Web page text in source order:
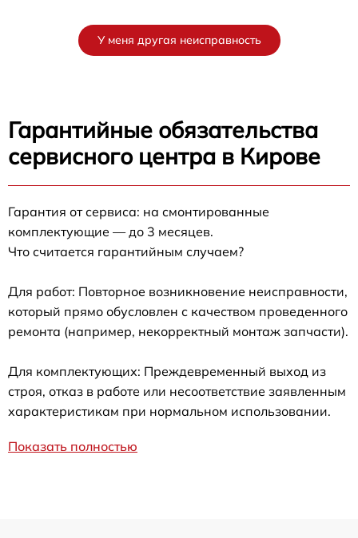
У меня другая неисправность
Гарантийные обязательства
сервисного центра в Кирове
Гарантия от сервиса: на смонтированные
комплектующие — до 3 месяцев.
Что считается гарантийным случаем?
Для работ: Повторное возникновение неисправности,
который прямо обусловлен с качеством проведенного
ремонта (например, некорректный монтаж запчасти).
Для комплектующих: Преждевременный выход из
строя, отказ в работе или несоответствие заявленным
характеристикам при нормальном использовании.
Показать полностью